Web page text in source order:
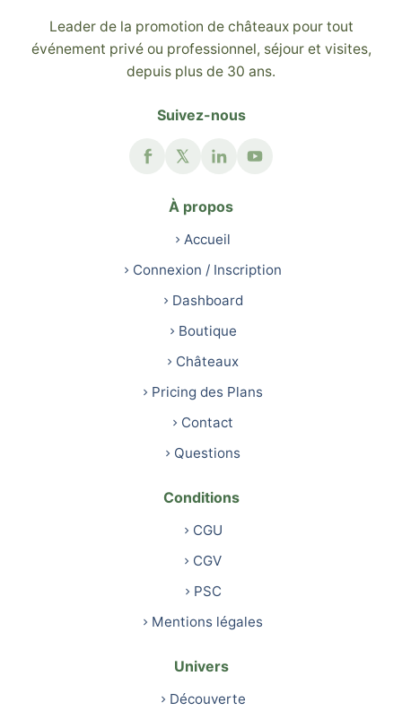
Leader de la promotion de châteaux pour tout
événement privé ou professionnel, séjour et visites,
depuis plus de 30 ans.
Suivez-nous
À propos
Accueil
Connexion / Inscription
Dashboard
Boutique
Châteaux
Pricing des Plans
Contact
Questions
Conditions
CGU
CGV
PSC
Mentions légales
Univers
Découverte